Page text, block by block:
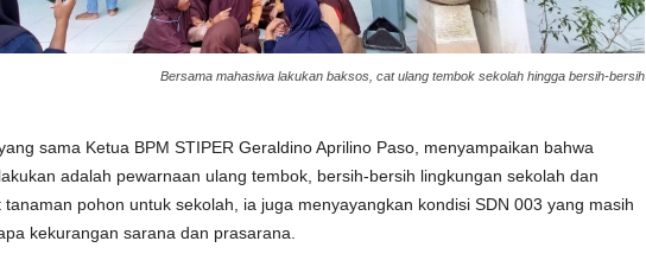
Bersama mahasiwa lakukan baksos, cat ulang tembok sekolah hingga bersih-bersih
sama Ketua BPM STIPER Geraldino Aprilino Paso, menyampaikan bahwa
adalah pewarnaan ulang tembok, bersih-bersih lingkungan sekolah dan
tanaman pohon untuk sekolah, ia juga menyayangkan kondisi SDN 003 yang masih
kekurangan sarana dan prasarana.